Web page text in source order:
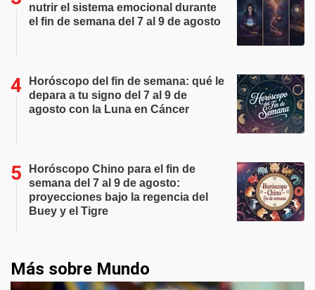
nutrir el sistema emocional durante
el fin de semana del 7 al 9 de agosto
Horóscopo del fin de semana: qué le
depara a tu signo del 7 al 9 de
agosto con la Luna en Cáncer
Horóscopo Chino para el fin de
semana del 7 al 9 de agosto:
proyecciones bajo la regencia del
Buey y el Tigre
Más sobre Mundo